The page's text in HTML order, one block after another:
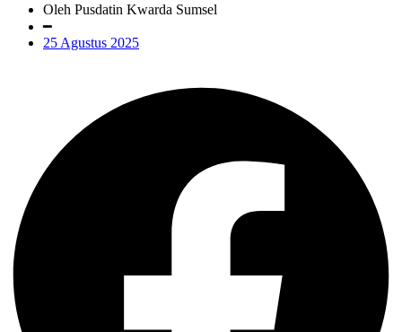
Oleh Pusdatin Kwarda Sumsel
━
25 Agustus 2025